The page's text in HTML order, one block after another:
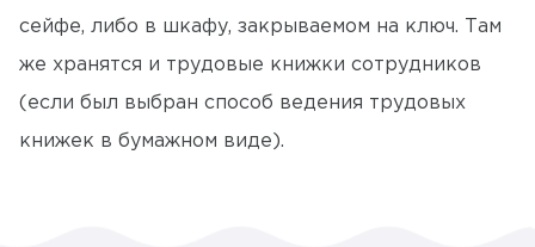
сейфе, либо в шкафу, закрываемом на ключ. Там
же хранятся и трудовые книжки сотрудников
(если был выбран способ ведения трудовых
книжек в бумажном виде).